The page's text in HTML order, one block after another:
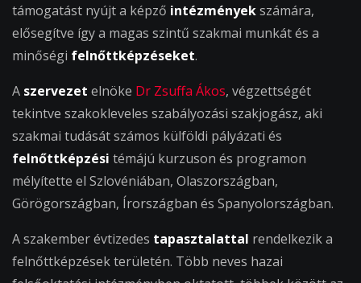
támogatást nyújt a képző intézményekszámára,
elősegítve így a magas szintű szakmai munkát és a
minőségi felnőttképzéseket.
A szervezet elnöke Dr Zsuffa Ákos, végzettségét
tekintve szakokleveles szabályozási szakjogász, aki
szakmai tudását számos külföldi pályázati és
felnőttképzési témájú kurzuson és programon
mélyítette el Szlovéniában, Olaszországban,
Görögországban, Írországban és Spanyolországban.
A szakember évtizedes tapasztalattal rendelkezik a
felnőttképzések területén. Több neves hazai